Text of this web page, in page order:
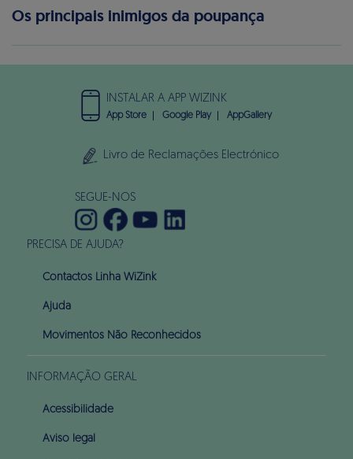
Os principais inimigos da poupança
PRECISA DE AJUDA?
Contactos Linha WiZink
Ajuda
Movimentos Não Reconhecidos
INFORMAÇÃO GERAL
Acessibilidade
Aviso legal
INSTALAR A APP WIZINK
App Store Google Play AppGallery
Livro de Reclamações Electrónico
SEGUE-NOS